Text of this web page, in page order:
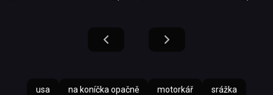
usa na koníčka opačně motorkář srážka